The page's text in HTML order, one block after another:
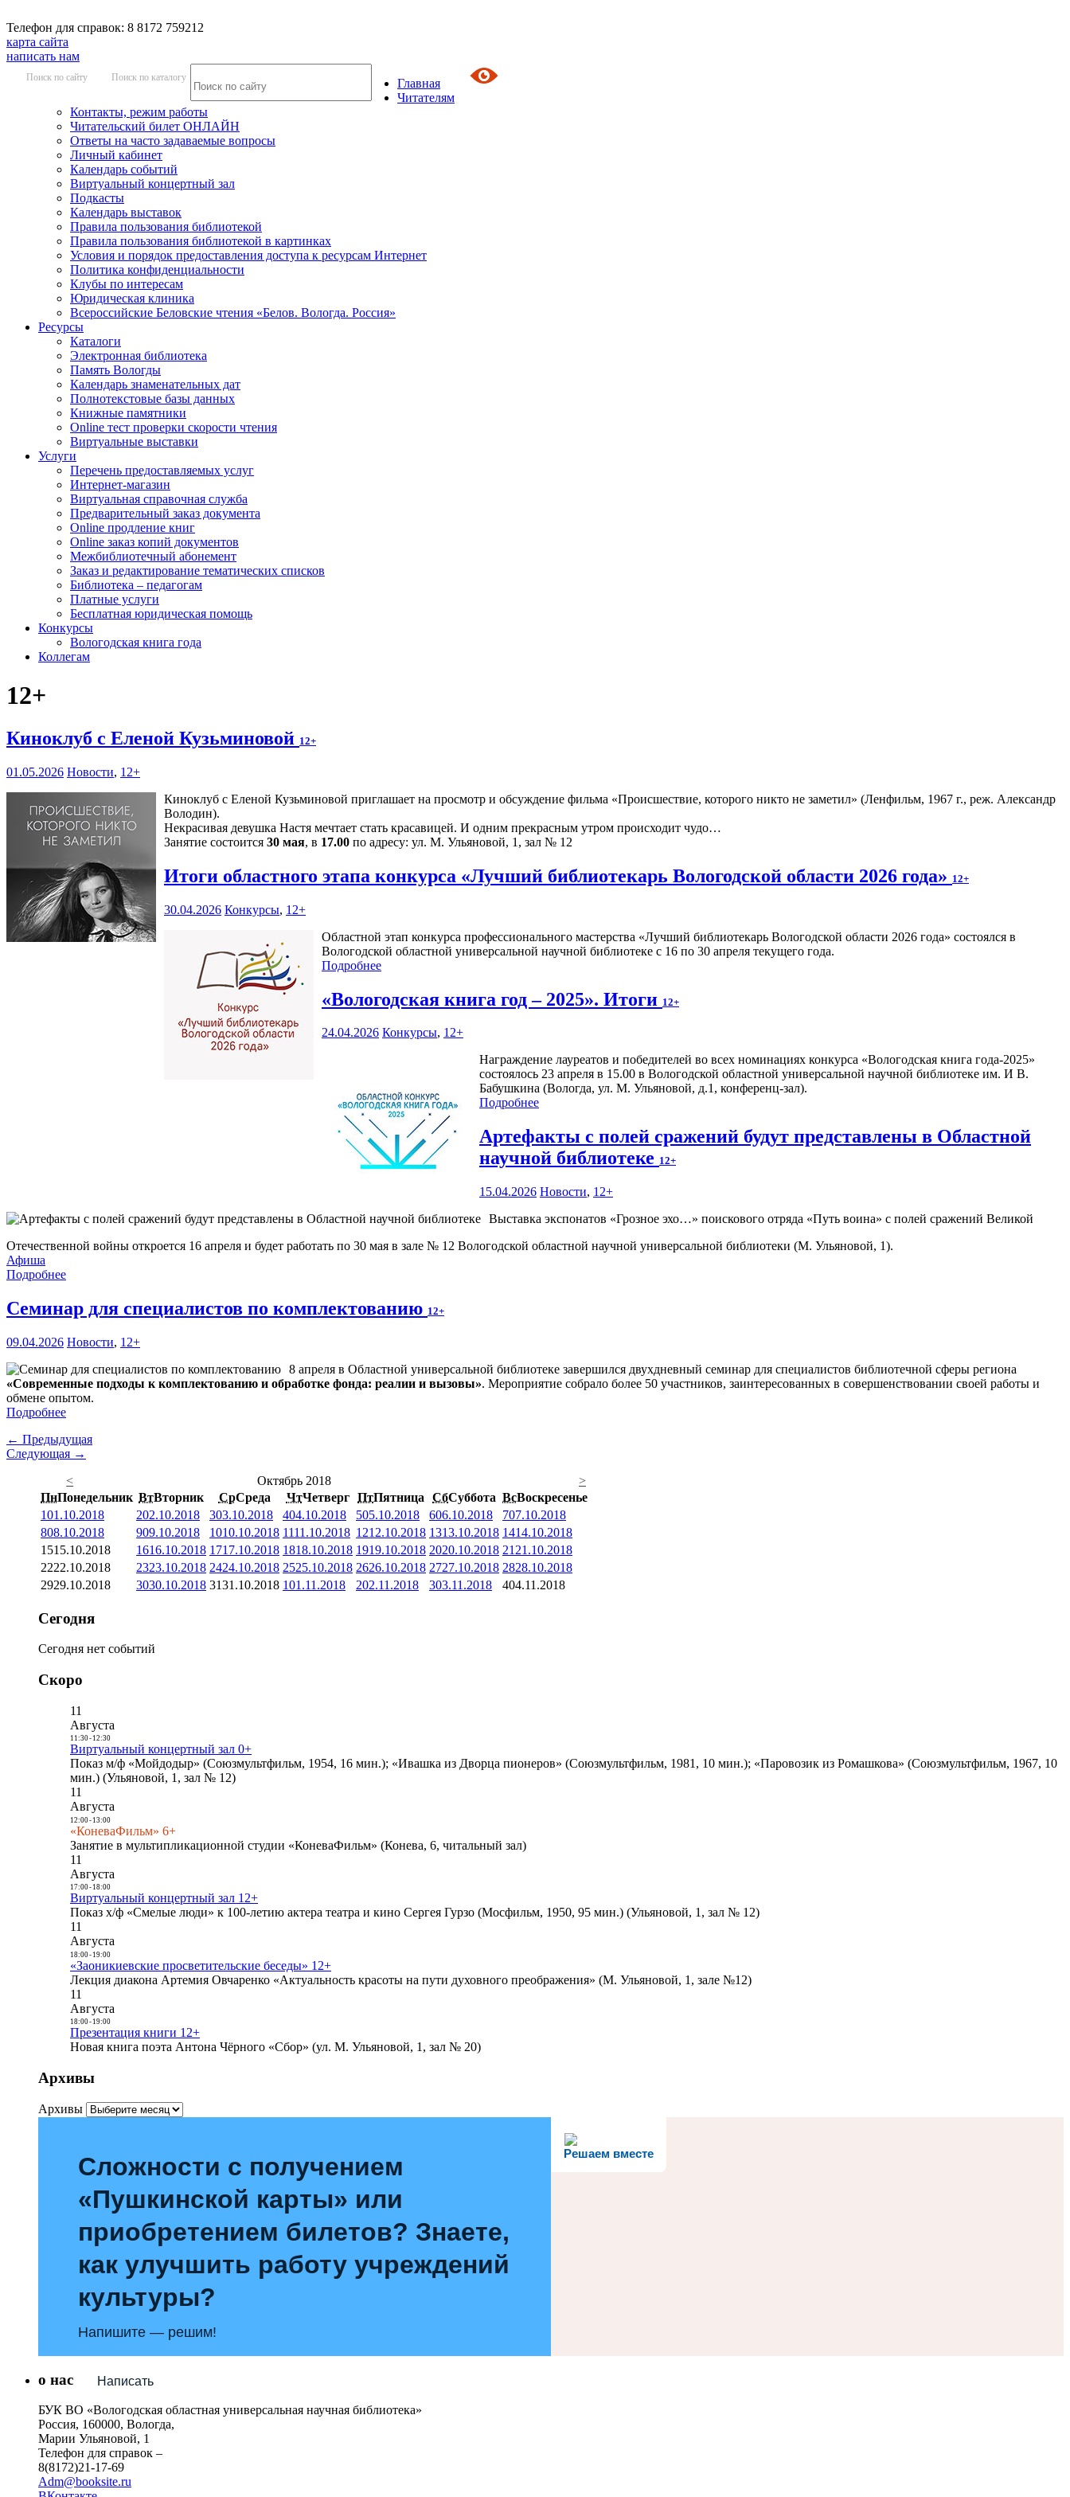
Телефон для справок: 8 8172 759212
карта сайта
написать нам
Поиск по сайту Поиск по каталогу
Главная
Читателям
Контакты, режим работы
Читательский билет ОНЛАЙН
Ответы на часто задаваемые вопросы
Личный кабинет
Календарь событий
Виртуальный концертный зал
Подкасты
Календарь выставок
Правила пользования библиотекой
Правила пользования библиотекой в картинках
Условия и порядок предоставления доступа к ресурсам Интернет
Политика конфиденциальности
Клубы по интересам
Юридическая клиника
Всероссийские Беловские чтения «Белов. Вологда. Россия»
Ресурсы
Каталоги
Электронная библиотека
Память Вологды
Календарь знаменательных дат
Полнотекстовые базы данных
Книжные памятники
Online тест проверки скорости чтения
Виртуальные выставки
Услуги
Перечень предоставляемых услуг
Интернет-магазин
Виртуальная справочная служба
Предварительный заказ документа
Online продление книг
Online заказ копий документов
Межбиблиотечный абонемент
Заказ и редактирование тематических списков
Библиотека – педагогам
Платные услуги
Бесплатная юридическая помощь
Конкурсы
Вологодская книга года
Коллегам
12+
Киноклуб с Еленой Кузьминовой 12+
01.05.2026 Новости, 12+
Киноклуб с Еленой Кузьминовой приглашает на просмотр и обсуждение фильма «Происшествие, которого никто не заметил» (Ленфильм, 1967 г., реж. Александр
Володин).
Некрасивая девушка Настя мечтает стать красавицей. И одним прекрасным утром происходит чудо…
Занятие состоится 30 мая, в 17.00 по адресу: ул. М. Ульяновой, 1, зал № 12
Итоги областного этапа конкурса «Лучший библиотекарь Вологодской области 2026 года» 12+
30.04.2026 Конкурсы, 12+
Областной этап конкурса профессионального мастерства «Лучший библиотекарь Вологодской области 2026 года» состоялся в
Вологодской областной универсальной научной библиотеке с 16 по 30 апреля текущего года.
Подробнее
«Вологодская книга год – 2025». Итоги 12+
24.04.2026 Конкурсы, 12+
Награждение лауреатов и победителей во всех номинациях конкурса «Вологодская книга года-2025»
состоялось 23 апреля в 15.00 в Вологодской областной универсальной научной библиотеке им. И В.
Бабушкина (Вологда, ул. М. Ульяновой, д.1, конференц-зал).
Подробнее
Артефакты с полей сражений будут представлены в Областной
научной библиотеке 12+
15.04.2026 Новости, 12+
Выставка экспонатов «Грозное эхо…» поискового отряда «Путь воина» с полей сражений Великой
Отечественной войны откроется 16 апреля и будет работать по 30 мая в зале № 12 Вологодской областной научной универсальной библиотеки (М. Ульяновой, 1).
Афиша
Подробнее
Семинар для специалистов по комплектованию 12+
09.04.2026 Новости, 12+
8 апреля в Областной универсальной библиотеке завершился двухдневный семинар для специалистов библиотечной сферы региона
«Современные подходы к комплектованию и обработке фонда: реалии и вызовы». Мероприятие собрало более 50 участников, заинтересованных в совершенствовании своей работы и
обмене опытом.
Подробнее
← Предыдущая
Следующая →
<
Октябрь 2018
>
ПнПонедельник ВтВторник СрСреда ЧтЧетверг ПтПятница СбСуббота ВсВоскресенье
101.10.2018 202.10.2018 303.10.2018 404.10.2018 505.10.2018 606.10.2018 707.10.2018
808.10.2018 909.10.2018 1010.10.2018 1111.10.2018 1212.10.2018 1313.10.2018 1414.10.2018
1515.10.2018 1616.10.2018 1717.10.2018 1818.10.2018 1919.10.2018 2020.10.2018 21 21.10.2018
2222.10.2018 2323.10.2018 2424.10.2018 2525.10.2018 2626.10.2018 2727.10.2018 2828.10.2018
2929.10.2018 3030.10.2018 3131.10.2018 101.11.2018 202.11.2018 303.11.2018 404.11.2018
Сегодня
Сегодня нет событий
Скоро
11
Августа
11:30- 12:30
Виртуальный концертный зал 0+
Показ м/ф «Мойдодыр» (Союзмультфильм, 1954, 16 мин.); «Ивашка из Дворца пионеров» (Союзмультфильм, 1981, 10 мин.); «Паровозик из Ромашкова» (Союзмультфильм, 1967, 10
мин.) (Ульяновой, 1, зал № 12)
11
Августа
12:00- 13:00
«КоневаФильм» 6+
Занятие в мультипликационной студии «КоневаФильм» (Конева, 6, читальный зал)
11
Августа
17:00- 18:00
Виртуальный концертный зал 12+
Показ х/ф «Смелые люди» к 100-летию актера театра и кино Сергея Гурзо (Мосфильм, 1950, 95 мин.) (Ульяновой, 1, зал № 12)
11
Августа
18:00- 19:00
«Заоникиевские просветительские беседы» 12+
Лекция диакона Артемия Овчаренко «Актуальность красоты на пути духовного преображения» (М. Ульяновой, 1, зале №12)
11
Августа
18:00- 19:00
Презентация книги 12+
Новая книга поэта Антона Чёрного «Сбор» (ул. М. Ульяновой, 1, зал № 20)
Архивы
Архивы
Решаем вместе
Сложности с получением
«Пушкинской карты» или
приобретением билетов? Знаете,
как улучшить работу учреждений
культуры?
Напишите — решим!
Написать
о нас
БУК ВО «Вологодская областная универсальная научная библиотека»
Россия, 160000, Вологда,
Марии Ульяновой, 1
Телефон для справок –
8(8172)21-17-69
Adm@booksite.ru